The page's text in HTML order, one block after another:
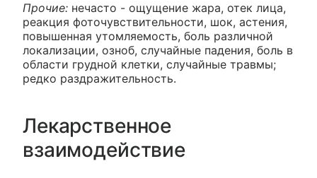
Прочие: нечасто - ощущение жара, отек лица,
реакция фоточувствительности, шок, астения,
повышенная утомляемость, боль различной
локализации, озноб, случайные падения, боль в
области грудной клетки, случайные травмы;
редко раздражительность.
Лекарственное
взаимодействие